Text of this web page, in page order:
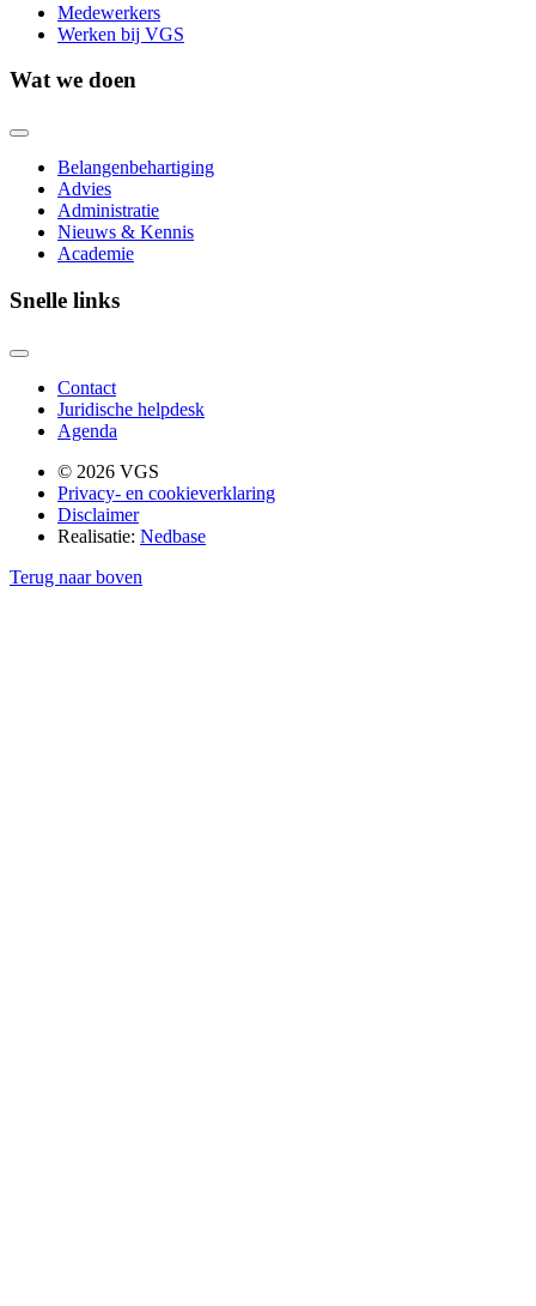
Medewerkers
Werken bij VGS
Wat we doen
Belangenbehartiging
Advies
Administratie
Nieuws & Kennis
Academie
Snelle links
Contact
Juridische helpdesk
Agenda
© 2026 VGS
Privacy- en cookieverklaring
Disclaimer
Realisatie: Nedbase
Terug naar boven